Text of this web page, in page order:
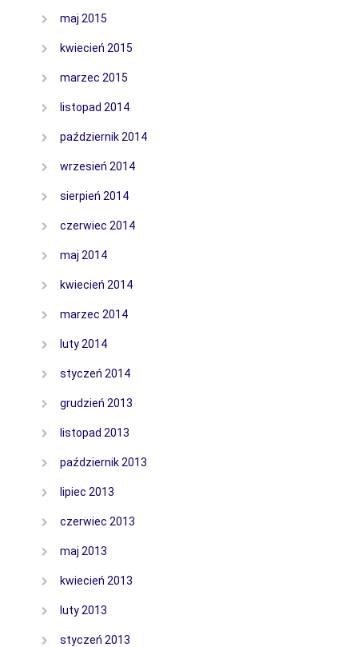
maj 2015
kwiecień 2015
marzec 2015
listopad 2014
październik 2014
wrzesień 2014
sierpień 2014
czerwiec 2014
maj 2014
kwiecień 2014
marzec 2014
luty 2014
styczeń 2014
grudzień 2013
listopad 2013
październik 2013
lipiec 2013
czerwiec 2013
maj 2013
kwiecień 2013
luty 2013
styczeń 2013